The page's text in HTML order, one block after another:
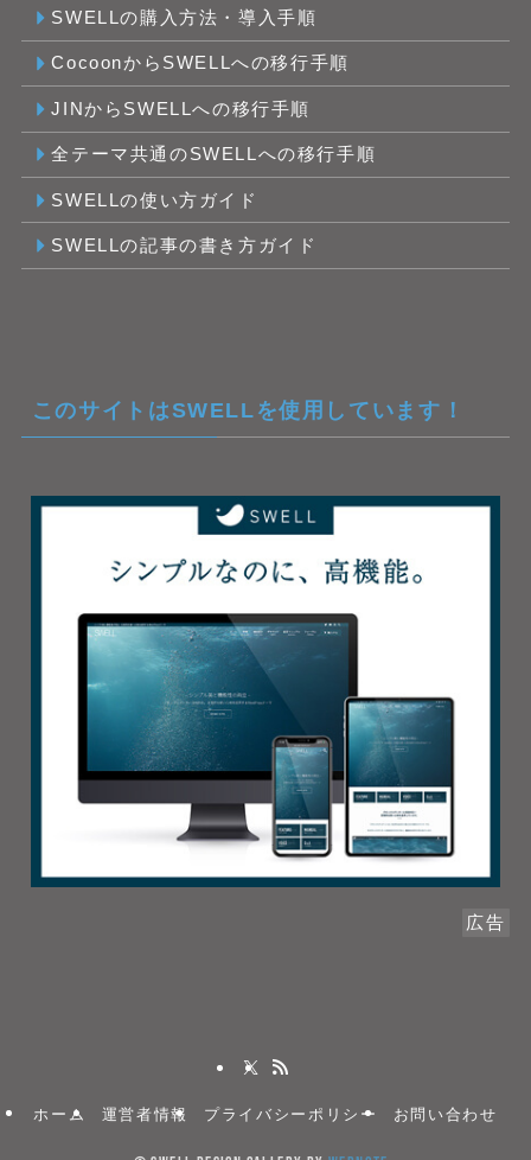
SWELLの購入方法・導入手順
CocoonからSWELLへの移行手順
JINからSWELLへの移行手順
全テーマ共通のSWELLへの移行手順
SWELLの使い方ガイド
SWELLの記事の書き方ガイド
このサイトはSWELLを使用しています！
広告
ホーム 運営者情報 プライバシーポリシー お問い合わせ